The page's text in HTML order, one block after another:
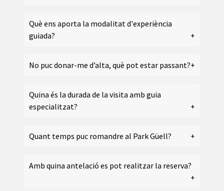
Què ens aporta la modalitat d'experiència
guiada?
No puc donar-me d’alta, què pot estar passant?
Quina és la durada de la visita amb guia
especialitzat?
Quant temps puc romandre al Park Güell?
Amb quina antelació es pot realitzar la reserva?